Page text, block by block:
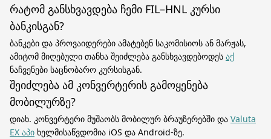
რატომ განსხვავდება ჩემი FIL–HNL კურსი
ბანკისგან?
ბანკები და პროვაიდერები ამატებენ საკომისიოს ან მარჟას,
ამიტომ მიღებული თანხა შეიძლება განსხვავდებოდეს აქ
ნაჩვენები საცნობარო კურსისგან.
შეიძლება ამ კონვერტერის გამოყენება
მობილურზე?
დიახ. კონვერტერი მუშაობს მობილურ ბრაუზერებში და Valuta
EX აპი ხელმისაწვდომია iOS და Android-ზე.